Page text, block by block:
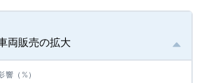
両販売の拡大